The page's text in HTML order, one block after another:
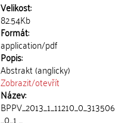
Velikost:
82.54Kb
Formát:
application/pdf
Popis:
Abstrakt (anglicky)
Zobrazit/otevřít
Název:
BPPV_2013_1_11210_0_313506
_0_1 ...